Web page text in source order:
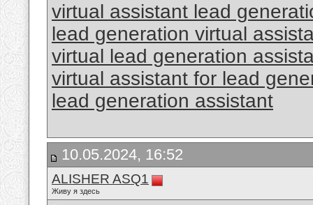
virtual assistant lead
lead generation virtual
virtual lead generation
virtual assistant for lead
lead generation assistant
10.05.2024, 16:52
ALISHER ASQ1
Живу я здесь